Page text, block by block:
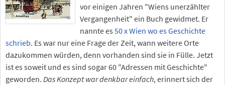
vor einigen Jahren "Wiens unerzählter
Vergangenheit" ein Buch gewidmet. Er
nannte es 50 x Wien wo es Geschichte
schrieb. Es war nur eine Frage der Zeit, wann weitere Orte
dazukommen würden, denn vorhanden sind sie in Fülle. Jetzt
ist es soweit und es sind sogar 60 "Adressen mit Geschichte"
geworden. Das Konzept war denkbar einfach, erinnert sich der